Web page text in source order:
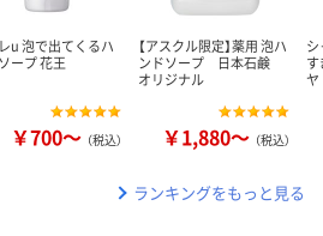
u 泡で出てくるハ
ープ 花王
￥700～ （税込）
【アスクル限定】薬用 泡ハ
ンドソープ 日本石鹸
オリジナル
￥1,880～ （税込）
ヤ
ランキングをもっと見る